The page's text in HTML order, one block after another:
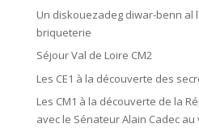
Un diskouezadeg diwar-benn al
briqueterie
Séjour Val de Loire CM2
Les CE1 à la découverte des
Les CM1 à la découverte de la
avec le Sénateur Alain Cadec au